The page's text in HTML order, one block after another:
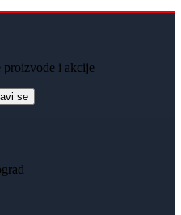
proizvode i akcije
se